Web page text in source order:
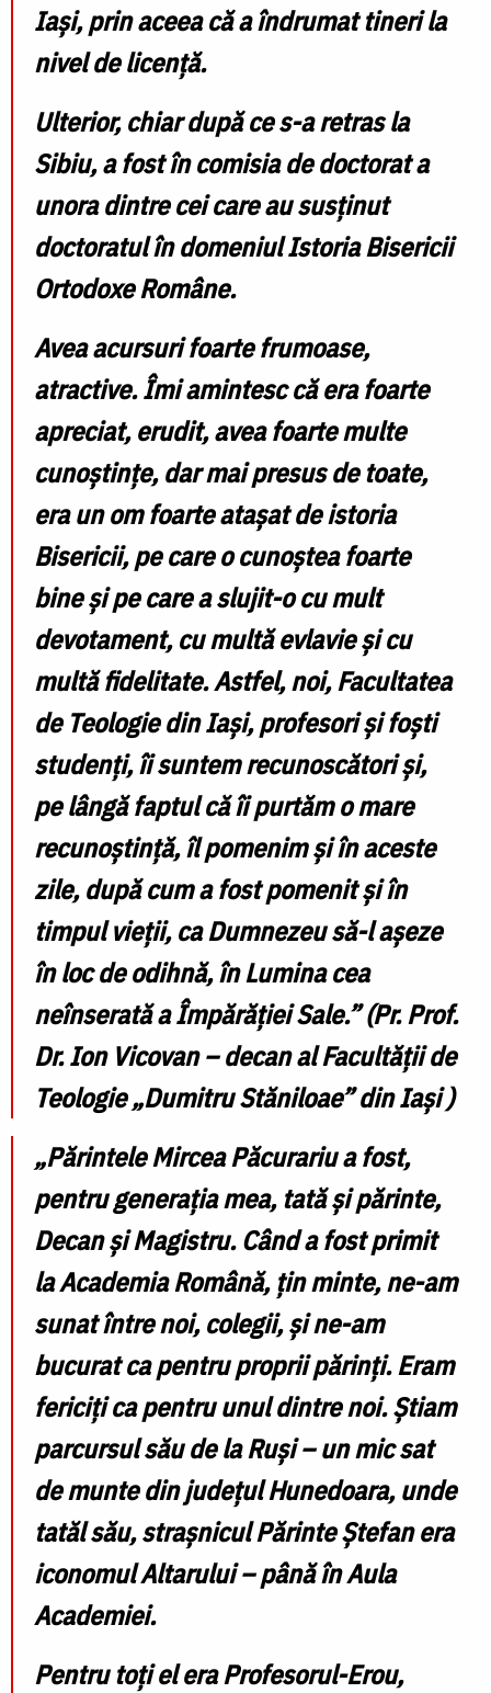
Iași, prin aceea că a îndrumat tineri la
nivel de licență.
Ulterior, chiar după ce s-a retras la
Sibiu, a fost în comisia de doctorat a
unora dintre cei care au susținut
doctoratul în domeniulIstoria Bisericii
Ortodoxe Române.
Avea acursuri foarte frumoase,
atractive. Îmi amintesc că era foarte
apreciat, erudit, avea foarte multe
cunoștințe, dar mai presus de toate,
era un om foarte atașat de istoria
Bisericii, pe care o cunoștea foarte
bine și pe care a slujit-o cu mult
devotament, cu multă evlavie și cu
multă fidelitate. Astfel, noi, Facultatea
de Teologie din Iași, profesori și foști
studenți, îi suntem recunoscători și,
pe lângă faptul că îi purtăm o mare
recunoștință, îl pomenim și în aceste
zile, după cum a fost pomenit și în
timpul vieții, ca Dumnezeu să-l așeze
în loc de odihnă, în Lumina cea
neînserată a Împărăției Sale.”(Pr. Prof.
Dr. Ion Vicovan – decan al Facultății de
Teologie „Dumitru Stăniloae”din Iași)
„Părintele Mircea Păcurariu a fost,
pentru generația mea, tată și părinte,
Decan și Magistru. Când a fost primit
la Academia Română, țin minte, ne-am
sunat între noi, colegii, și ne-am
bucurat ca pentru proprii părinți. Eram
fericiți ca pentru unul dintre noi. Știam
parcursul său de la Ruși – un mic sat
de munte din județul Hunedoara, unde
tatăl său, strașnicul Părinte Ștefan era
iconomul Altarului – până în Aula
Academiei.
Pentru toți el era Profesorul-Erou,